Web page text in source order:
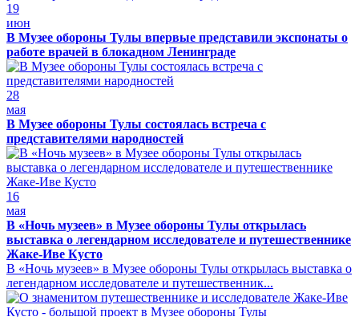
19
июн
В Музее обороны Тулы впервые представили экспонаты о
работе врачей в блокадном Ленинграде
28
мая
В Музее обороны Тулы состоялась встреча с
представителями народностей
16
мая
В «Ночь музеев» в Музее обороны Тулы открылась
выставка о легендарном исследователе и путешественнике
Жаке-Иве Кусто
В «Ночь музеев» в Музее обороны Тулы открылась выставка о
легендарном исследователе и путешественник...